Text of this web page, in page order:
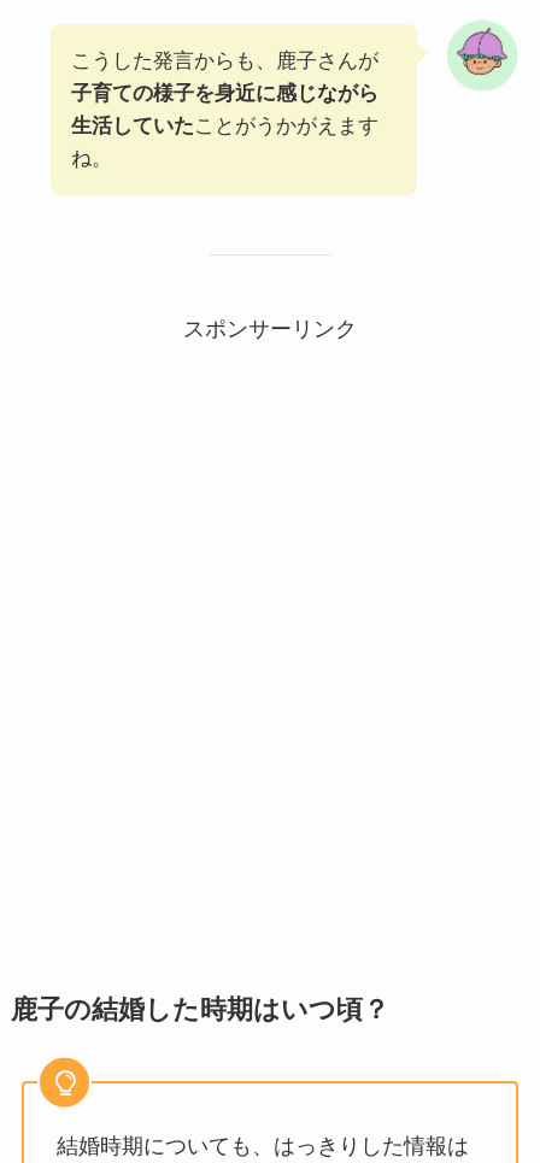
こうした発言からも、鹿子さんが
子育ての様子を身近に感じながら
生活していたことがうかがえます
ね。
スポンサーリンク
鹿子の結婚した時期はいつ頃？
結婚時期についても、はっきりした情報は